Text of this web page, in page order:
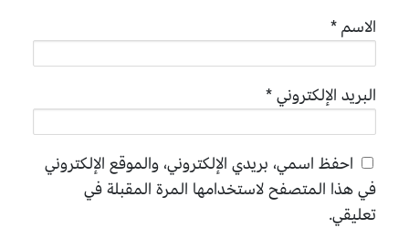
الاسم*
البريد الإلكتروني*
احفظ اسمي، بريدي الإلكتروني، والموقع الإلكتروني
في هذا المتصفح لاستخدامها المرة المقبلة في
تعليقي.